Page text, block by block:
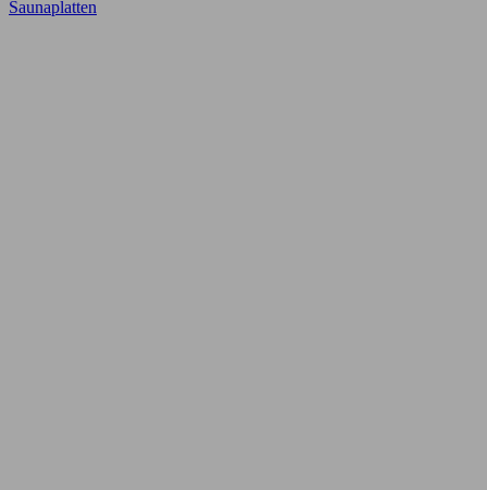
Saunaplatten